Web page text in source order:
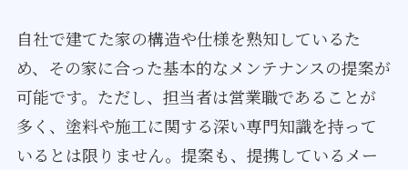
自社で建てた家の構造や仕様を熟知しているた
め、その家に合った基本的なメンテナンスの提案が
可能です。ただし、担当者は営業職であることが
多く、塗料や施工に関する深い専門知識を持って
いるとは限りません。提案も、提携しているメー